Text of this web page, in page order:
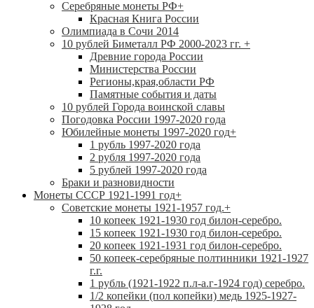
Серебряные монеты РФ+
Красная Книга России
Олимпиада в Сочи 2014
10 рублей Биметалл РФ 2000-2023 гг. +
Древние города России
Министерства России
Регионы,края,области РФ
Памятные события и даты
10 рублей Города воинской славы
Погодовка России 1997-2020 года
Юбилейные монеты 1997-2020 год+
1 рубль 1997-2020 года
2 рубля 1997-2020 года
5 рублей 1997-2020 года
Браки и разновидности
Монеты СССР 1921-1991 год+
Советские монеты 1921-1957 год.+
10 копеек 1921-1930 год билон-серебро.
15 копеек 1921-1930 год билон-серебро.
20 копеек 1921-1931 год билон-серебро.
50 копеек-серебряные полтинники 1921-1927
г.г.
1 рубль (1921-1922 п.л-а.г-1924 год) серебро.
1/2 копейки (пол копейки) медь 1925-1927-